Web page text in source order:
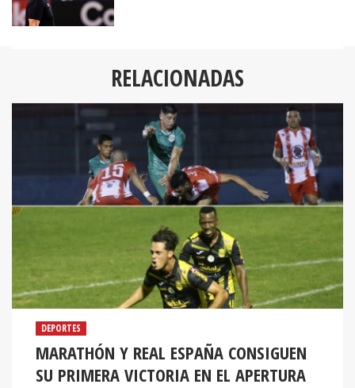
RELACIONADAS
DEPORTES
MARATHÓN Y REAL ESPAÑA CONSIGUEN
SU PRIMERA VICTORIA EN EL APERTURA